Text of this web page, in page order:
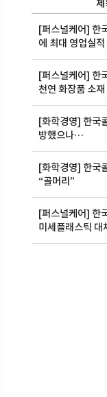
제
[퍼스널케어] 한
에 최대 영업실적
[퍼스널케어] 한
천연 화장품 소
[화학경영] 한국
방했으나…
[화학경영] 한국
“골머리”
[퍼스널케어] 한
미세플래스틱 대